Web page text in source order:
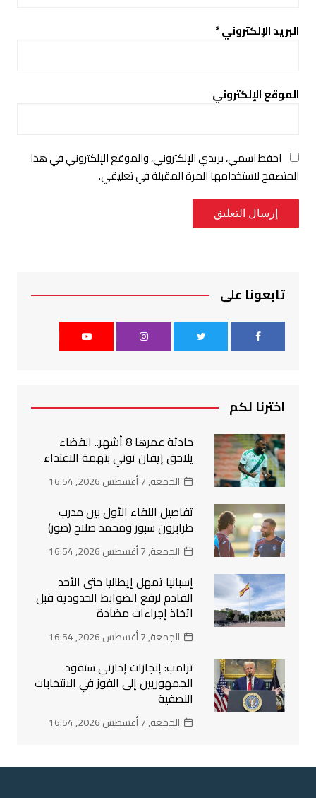
البريد الإلكتروني*
الموقع الإلكتروني
احفظ اسمي، بريدي الإلكتروني، والموقع الإلكتروني في هذا
المتصفح لاستخدامها المرة المقبلة في تعليقي.
تابعونا على
اخترنا لكم
حادثة عمرها 8 أشهر.. القضاء
يلاحق إيفان توني بتهمة الاعتداء
الجمعة, 7 أغسطس 2026, 16:54
تفاصيل اللقاء الأول بين مدرب
طرابزون سبور ومحمد صلاح (صور)
الجمعة, 7 أغسطس 2026, 16:54
إسبانيا تمهل إيطاليا حتى الأحد
القادم لرفع الضوابط الحدودية قبل
اتخاذ إجراءات مضادة
الجمعة, 7 أغسطس 2026, 16:54
ترامب: إنجازات إدارتي ستقود
الجمهوريين إلى الفوز في الانتخابات
النصفية
الجمعة, 7 أغسطس 2026, 16:54